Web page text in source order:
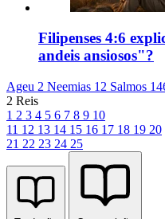
Filipenses 4:6
andeis ansiosos"?
Ageu 2 Neemias 12 Salmos
2 Reis
1 2 3 4 5 6 7 8 9 10
11 12 13 14 15 16 17 18 19 20
21 22 23 24 25